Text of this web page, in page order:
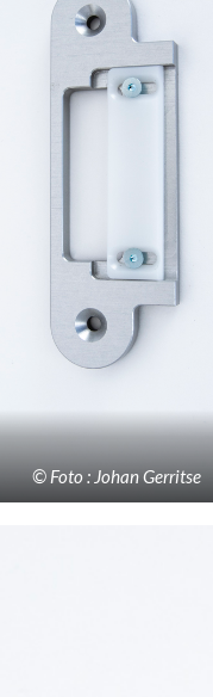
© Foto : Johan Gerritse